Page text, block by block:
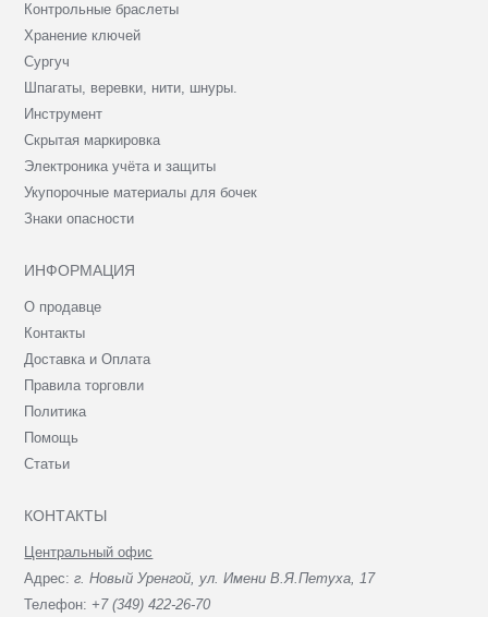
Контрольные браслеты
Хранение ключей
Сургуч
Шпагаты, веревки, нити, шнуры.
Инструмент
Скрытая маркировка
Электроника учёта и защиты
Укупорочные материалы для бочек
Знаки опасности
ИНФОРМАЦИЯ
О продавце
Контакты
Доставка и Оплата
Правила торговли
Политика
Помощь
Статьи
КОНТАКТЫ
Центральный офис
Адрес:г. Новый Уренгой, ул. Имени В.Я.Петуха, 17
Телефон: +7 (349) 422-26-70